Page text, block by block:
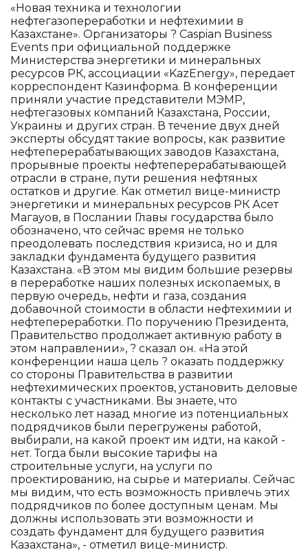
«Новая техника и технологии
нефтегазопереработки и нефтехимии в
Казахстане». Организаторы ? Caspian Business
Events при официальной поддержке
Министерства энергетики и минеральных
ресурсов РК, ассоциации «KazEnergy», передает
корреспондент Казинформа. В конференции
приняли участие представители МЭМР,
нефтегазовых компаний Казахстана, России,
Украины и других стран. В течение двух дней
эксперты обсудят такие вопросы, как развитие
нефтеперерабатывающих заводов Казахстана,
прорывные проекты нефтеперерабатывающей
отрасли в стране, пути решения нефтяных
остатков и другие. Как отметил вице-министр
энергетики и минеральных ресурсов РК Асет
Магауов, в Послании Главы государства было
обозначено, что сейчас время не только
преодолевать последствия кризиса, но и для
закладки фундамента будущего развития
Казахстана. «В этом мы видим большие резервы
в переработке наших полезных ископаемых, в
первую очередь, нефти и газа, создания
добавочной стоимости в области нефтехимии и
нефтепереработки. По поручению Президента,
Правительство продолжает активную работу в
этом направлении», ? сказал он. «На этой
конференции наша цель ? оказать поддержку
со стороны Правительства в развитии
нефтехимических проектов, установить деловые
контакты с участниками. Вы знаете, что
несколько лет назад многие из потенциальных
подрядчиков были перегружены работой,
выбирали, на какой проект им идти, на какой -
нет. Тогда были высокие тарифы на
строительные услуги, на услуги по
проектированию, на сырье и материалы. Сейчас
мы видим, что есть возможность привлечь этих
подрядчиков по более доступным ценам. Мы
должны использовать эти возможности и
создать фундамент для будущего развития
Казахстана», - отметил вице-министр.